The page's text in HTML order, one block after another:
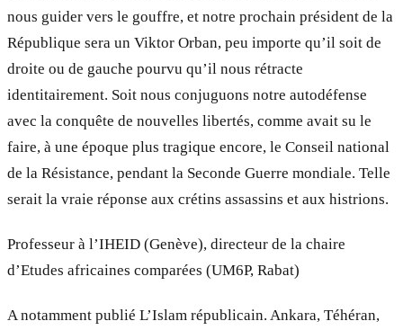
nous guider vers le gouffre, et notre prochain président de la
République sera un Viktor Orban, peu importe qu’il soit de
droite ou de gauche pourvu qu’il nous rétracte
identitairement. Soit nous conjuguons notre autodéfense
avec la conquête de nouvelles libertés, comme avait su le
faire, à une époque plus tragique encore, le Conseil national
de la Résistance, pendant la Seconde Guerre mondiale. Telle
serait la vraie réponse aux crétins assassins et aux histrions.
Professeur à l’IHEID (Genève), directeur de la chaire
d’Etudes africaines comparées (UM6P, Rabat)
A notamment publié L’Islam républicain. Ankara, Téhéran,